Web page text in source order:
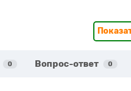
0 Вопрос-ответ 0